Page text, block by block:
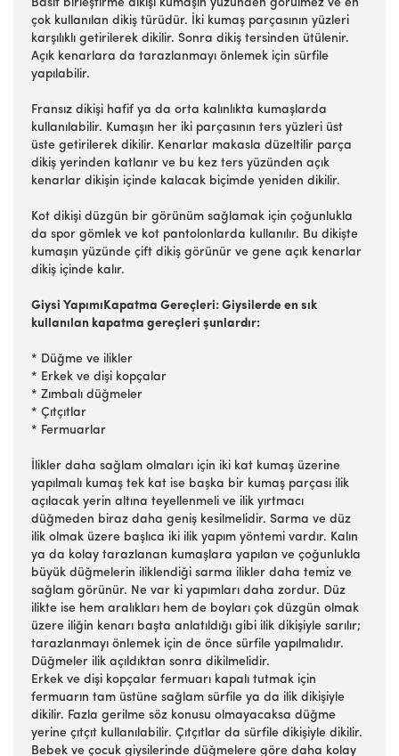
Basit birleştirme dikişi kumaşın yüzünden görülmez ve en
çok kullanılan dikiş türüdür. İki kumaş parçasının yüzleri
karşılıklı getirilerek dikilir. Sonra dikiş tersinden ütülenir.
Açık kenarlara da tarazlanmayı önlemek için sürfile
yapılabilir.
Fransız dikişi hafif ya da orta kalınlıkta kumaşlarda
kullanılabilir. Kumaşın her iki parçasının ters yüzleri üst
üste getirilerek dikilir. Kenarlar makasla düzeltilir parça
dikiş yerinden katlanır ve bu kez ters yüzünden açık
kenarlar dikişin içinde kalacak biçimde yeniden dikilir.
Kot dikişi düzgün bir görünüm sağlamak için çoğunlukla
da spor gömlek ve kot pantolonlarda kullanılır. Bu dikişte
kumaşın yüzünde çift dikiş görünür ve gene açık kenarlar
dikiş içinde kalır.
Giysi YapımıKapatma Gereçleri: Giysilerde en sık
kullanılan kapatma gereçleri şunlardır:
* Düğme ve ilikler
* Erkek ve dişi kopçalar
* Zımbalı düğmeler
* Çıtçıtlar
* Fermuarlar
İlikler daha sağlam olmaları için iki kat kumaş üzerine
yapılmalı kumaş tek kat ise başka bir kumaş parçası ilik
açılacak yerin altına teyellenmeli ve ilik yırtmacı
düğmeden biraz daha geniş kesilmelidir. Sarma ve düz
ilik olmak üzere başlıca iki ilik yapım yöntemi vardır. Kalın
ya da kolay tarazlanan kumaşlara yapılan ve çoğunlukla
büyük düğmelerin iliklendiği sarma ilikler daha temiz ve
sağlam görünür. Ne var ki yapımları daha zordur. Düz
ilikte ise hem aralıkları hem de boyları çok düzgün olmak
üzere iliğin kenarı başta anlatıldığı gibi ilik dikişiyle sarılır;
tarazlanmayı önlemek için de önce sürfile yapılmalıdır.
Düğmeler ilik açıldıktan sonra dikilmelidir.
Erkek ve dişi kopçalar fermuarı kapalı tutmak için
fermuarın tam üstüne sağlam sürfile ya da ilik dikişiyle
dikilir. Fazla gerilme söz konusu olmayacaksa düğme
yerine çıtçıt kullanılabilir. Çıtçıtlar da sürfile dikişiyle dikilir.
Bebek ve çocuk giysilerinde düğmelere göre daha kolay